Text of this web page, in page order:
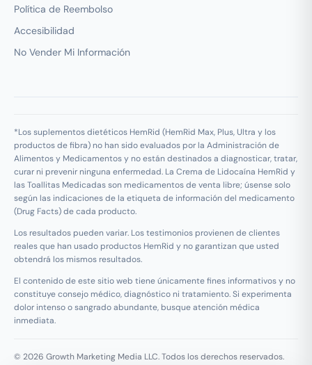
Política de Reembolso
Accesibilidad
No Vender Mi Información
*Los suplementos dietéticos HemRid (HemRid Max, Plus, Ultra y los
productos de fibra) no han sido evaluados por la Administración de
Alimentos y Medicamentos y no están destinados a diagnosticar, tratar,
curar ni prevenir ninguna enfermedad. La Crema de Lidocaína HemRid y
las Toallitas Medicadas son medicamentos de venta libre; úsense solo
según las indicaciones de la etiqueta de información del medicamento
(Drug Facts) de cada producto.
Los resultados pueden variar. Los testimonios provienen de clientes
reales que han usado productos HemRid y no garantizan que usted
obtendrá los mismos resultados.
El contenido de este sitio web tiene únicamente fines informativos y no
constituye consejo médico, diagnóstico ni tratamiento. Si experimenta
dolor intenso o sangrado abundante, busque atención médica
inmediata.
© 2026 Growth Marketing Media LLC. Todos los derechos reservados.